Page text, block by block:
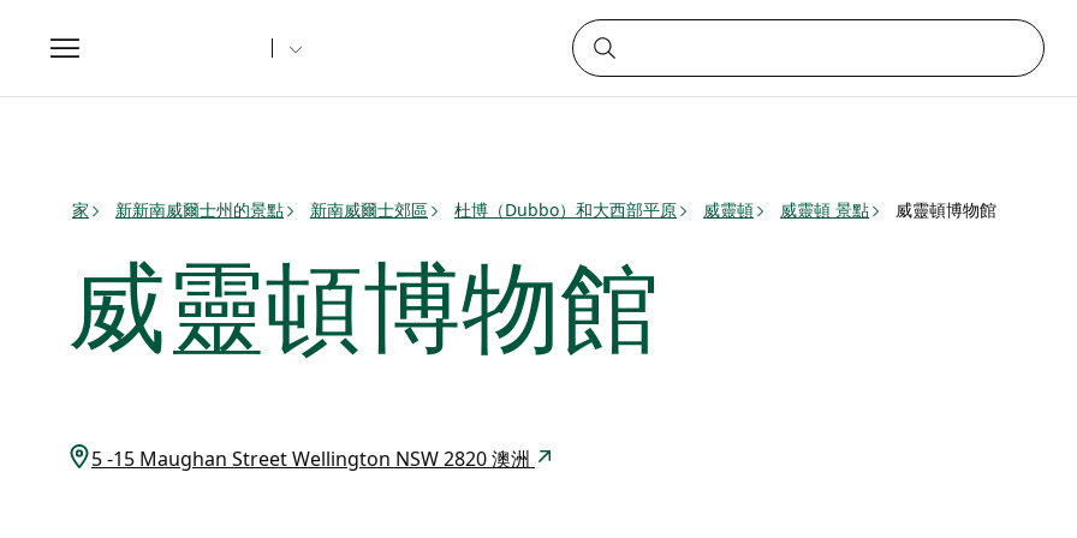
Toggle
navigation
家 新新南威爾士州的景點 新南威爾士郊區 杜博（Dubbo）和大西部平原 威靈頓 威靈頓 景點 威靈頓博物館
威靈頓博物館
5 -15 Maughan Street Wellington NSW 2820 澳洲